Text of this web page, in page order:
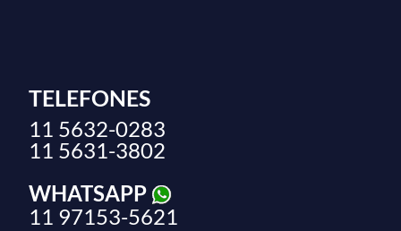
TELEFONES
11 5632-0283
11 5631-3802
WHATSAPP
11 97153-5621